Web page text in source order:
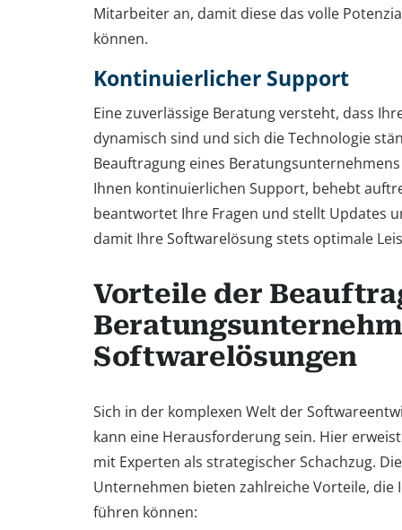
Mitarbeiter an, damit diese das volle
können.
Kontinuierlicher Support
Eine zuverlässige Beratung versteht, dass
dynamisch sind und sich die Technologie
Beauftragung eines
Ihnen kontinuierlichen Support, behebt
beantwortet Ihre Fragen und stellt Updates
damit Ihre Softwarelösung stets optimale
Vorteile der
Softwarelösungen
Sich in der komplexen Welt der
kann eine Herausforderung sein. Hier
mit Experten als strategischer Schachzug.
Unternehmen bieten zahlreiche Vorteile,
führen können: